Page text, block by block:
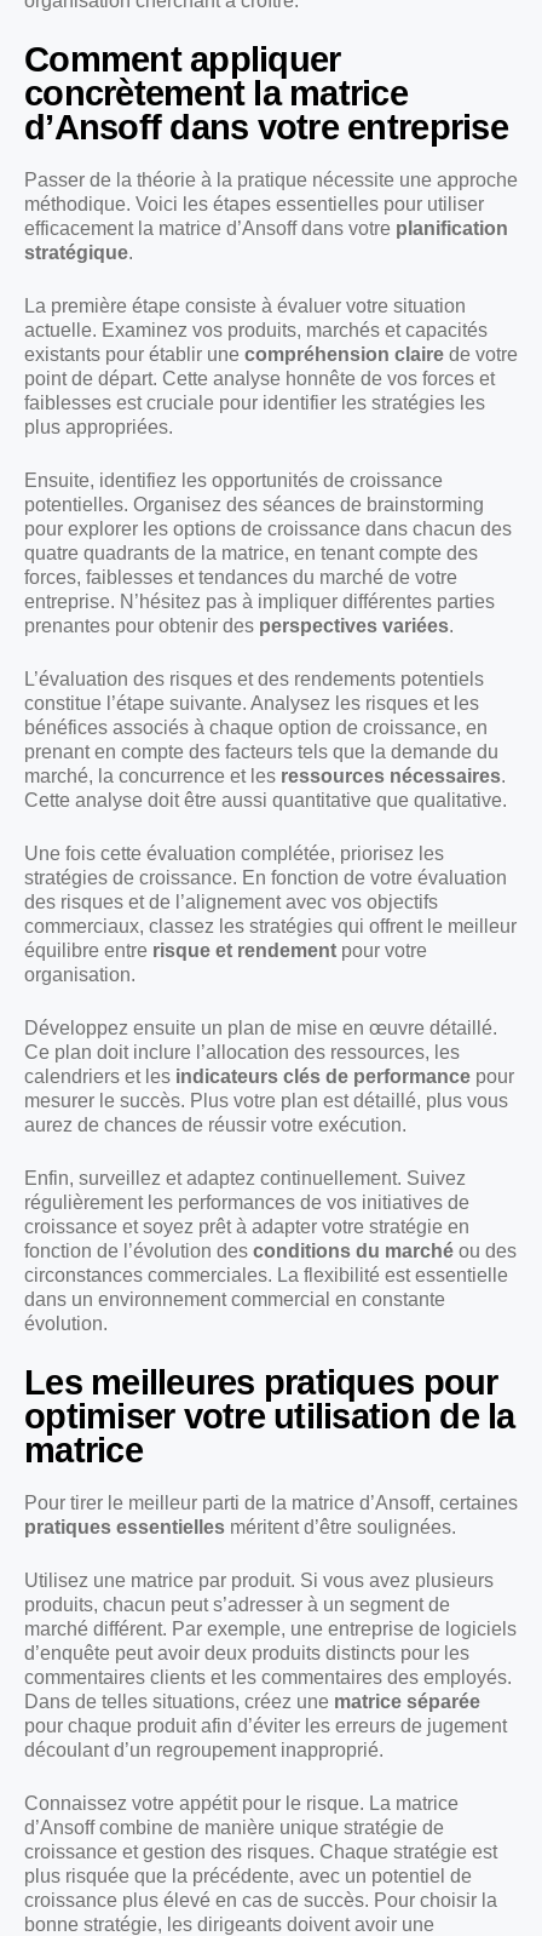
Comment appliquer
concrètement la matrice
d’Ansoff dans votre entreprise
Passer de la théorie à la pratique nécessite une approche
méthodique. Voici les étapes essentielles pour utiliser
efficacement la matrice d’Ansoff dans votre planification
stratégique.
La première étape consiste à évaluer votre situation
actuelle. Examinez vos produits, marchés et capacités
existants pour établir une compréhension claire de votre
point de départ. Cette analyse honnête de vos forces et
faiblesses est cruciale pour identifier les stratégies les
plus appropriées.
Ensuite, identifiez les opportunités de croissance
potentielles. Organisez des séances de brainstorming
pour explorer les options de croissance dans chacun des
quatre quadrants de la matrice, en tenant compte des
forces, faiblesses et tendances du marché de votre
entreprise. N’hésitez pas à impliquer différentes parties
prenantes pour obtenir des perspectives variées.
L’évaluation des risques et des rendements potentiels
constitue l’étape suivante. Analysez les risques et les
bénéfices associés à chaque option de croissance, en
prenant en compte des facteurs tels que la demande du
marché, la concurrence et les ressources nécessaires.
Cette analyse doit être aussi quantitative que qualitative.
Une fois cette évaluation complétée, priorisez les
stratégies de croissance. En fonction de votre évaluation
des risques et de l’alignement avec vos objectifs
commerciaux, classez les stratégies qui offrent le meilleur
équilibre entre risque et rendement pour votre
organisation.
Développez ensuite un plan de mise en œuvre détaillé.
Ce plan doit inclure l’allocation des ressources, les
calendriers et les indicateurs clés de performance pour
mesurer le succès. Plus votre plan est détaillé, plus vous
aurez de chances de réussir votre exécution.
Enfin, surveillez et adaptez continuellement. Suivez
régulièrement les performances de vos initiatives de
croissance et soyez prêt à adapter votre stratégie en
fonction de l’évolution des conditions du marché ou des
circonstances commerciales. La flexibilité est essentielle
dans un environnement commercial en constante
évolution.
Les meilleures pratiques pour
optimiser votre utilisation de la
matrice
Pour tirer le meilleur parti de la matrice d’Ansoff, certaines
pratiques essentielles méritent d’être soulignées.
Utilisez une matrice par produit. Si vous avez plusieurs
produits, chacun peut s’adresser à un segment de
marché différent. Par exemple, une entreprise de logiciels
d’enquête peut avoir deux produits distincts pour les
commentaires clients et les commentaires des employés.
Dans de telles situations, créez une matrice séparée
pour chaque produit afin d’éviter les erreurs de jugement
découlant d’un regroupement inapproprié.
Connaissez votre appétit pour le risque. La matrice
d’Ansoff combine de manière unique stratégie de
croissance et gestion des risques. Chaque stratégie est
plus risquée que la précédente, avec un potentiel de
croissance plus élevé en cas de succès. Pour choisir la
bonne stratégie, les dirigeants doivent avoir une